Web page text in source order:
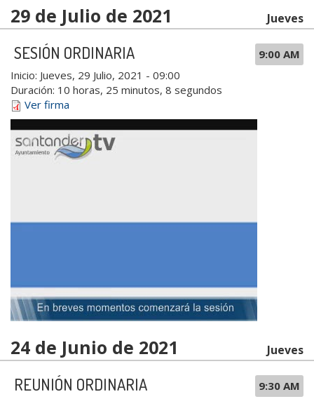
29 de Julio de 2021 Jueves
9:00 AM
SESIÓN ORDINARIA
Inicio: Jueves, 29 Julio, 2021 - 09:00
Duración: 10 horas, 25 minutos, 8 segundos
Ver firma
24 de Junio de 2021 Jueves
9:30 AM
REUNIÓN ORDINARIA